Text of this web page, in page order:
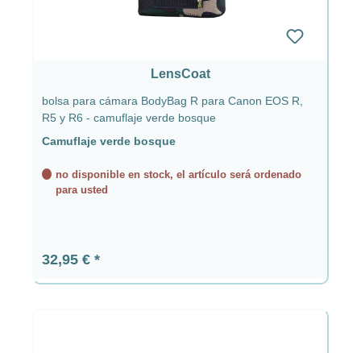
LensCoat
bolsa para cámara BodyBag R para Canon EOS R,
R5 y R6 - camuflaje verde bosque
Camuflaje verde bosque
no disponible en stock, el artículo será ordenado
para usted
Precio normal:
32,95 €